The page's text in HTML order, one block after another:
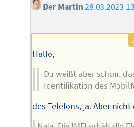
Der Martin28.03.2023
Hallo,
Du weißt aber schon.
Identifikation des
des Telefons, ja. Aber nicht